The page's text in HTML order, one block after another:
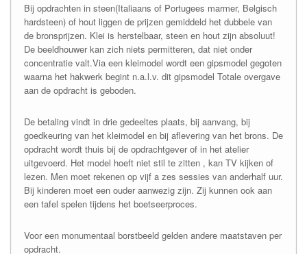
Bij opdrachten in steen(Italiaans of Portugees marmer, Belgisch
hardsteen) of hout liggen de prijzen gemiddeld het dubbele van
de bronsprijzen. Klei is herstelbaar, steen en hout zijn absoluut!
De beeldhouwer kan zich niets permitteren, dat niet onder
concentratie valt.Via een kleimodel wordt een gipsmodel gegoten
waarna het hakwerk begint n.a.l.v. dit gipsmodel Totale overgave
aan de opdracht is geboden.
De betaling vindt in drie gedeeltes plaats, bij aanvang, bij
goedkeuring van het kleimodel en bij aflevering van het brons. De
opdracht wordt thuis bij de opdrachtgever of in het atelier
uitgevoerd. Het model hoeft niet stil te zitten , kan TV kijken of
lezen. Men moet rekenen op vijf a zes sessies van anderhalf uur.
Bij kinderen moet een ouder aanwezig zijn. Zij kunnen ook aan
een tafel spelen tijdens het boetseerproces.
Voor een monumentaal borstbeeld gelden andere maatstaven per
opdracht.